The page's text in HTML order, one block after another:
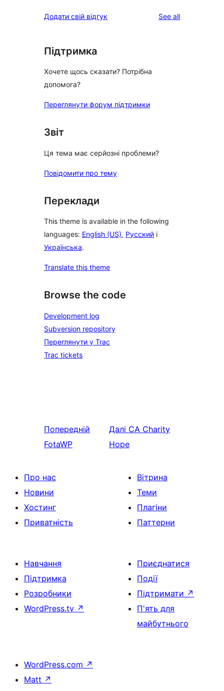
Додати свій відгук See allreviews
Підтримка
Хочете щось сказати? Потрібна
допомога?
Переглянути форум підтримки
Звіт
Ця тема має серйозні проблеми?
Повідомити про тему
Переклади
This theme is available in the following
languages: English (US), Русский і
Українська.
Translate this theme
Browse the code
Development log
Subversion repository
Переглянути у Trac
Trac tickets
Попередній
FotaWP
Далі CA Charity
Hope
Про нас
Новини
Хостинг
Приватність
Вітрина
Теми
Плагіни
Паттерни
Навчання
Підтримка
Розробники
WordPress.tv ↗
Приєднатися
Події
Підтримати ↗
П'ять для
майбутнього
WordPress.com ↗
Matt ↗